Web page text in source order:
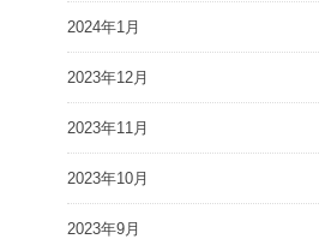
2024年1月
2023年12月
2023年11月
2023年10月
2023年9月